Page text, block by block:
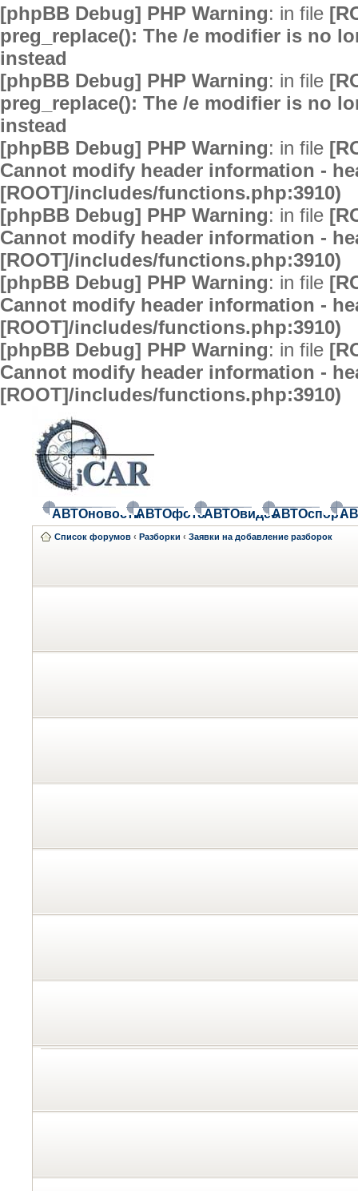
[phpBB Debug] PHP Warning: in file
preg_replace(): The /e modifier is no
instead
[phpBB Debug] PHP Warning: in file
preg_replace(): The /e modifier is no
instead
[phpBB Debug] PHP Warning: in file
Cannot modify header information -
[ROOT]/includes/functions.php:3910)
[phpBB Debug] PHP Warning: in file
Cannot modify header information -
[ROOT]/includes/functions.php:3910)
[phpBB Debug] PHP Warning: in file
Cannot modify header information -
[ROOT]/includes/functions.php:3910)
[phpBB Debug] PHP Warning: in file
Cannot modify header information -
[ROOT]/includes/functions.php:3910)
АВТОновостиАВТОфотоАВТОвидеоАВТОспорт
Список форумов ‹ Разборки ‹ Заявки на добавление разборок